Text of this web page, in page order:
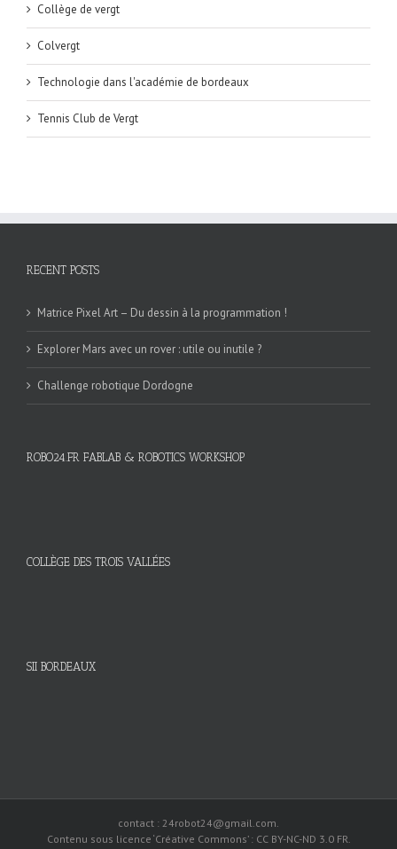
Collège de vergt
Colvergt
Technologie dans l'académie de bordeaux
Tennis Club de Vergt
RECENT POSTS
Matrice Pixel Art – Du dessin à la programmation !
Explorer Mars avec un rover : utile ou inutile ?
Challenge robotique Dordogne
ROBO24.FR FABLAB & ROBOTICS WORKSHOP
COLLÈGE DES TROIS VALLÉES
SII BORDEAUX
contact : 24robot24@gmail.com.
Contenu sous licence ‘Créative Commons’ : CC BY-NC-ND 3.0 FR.